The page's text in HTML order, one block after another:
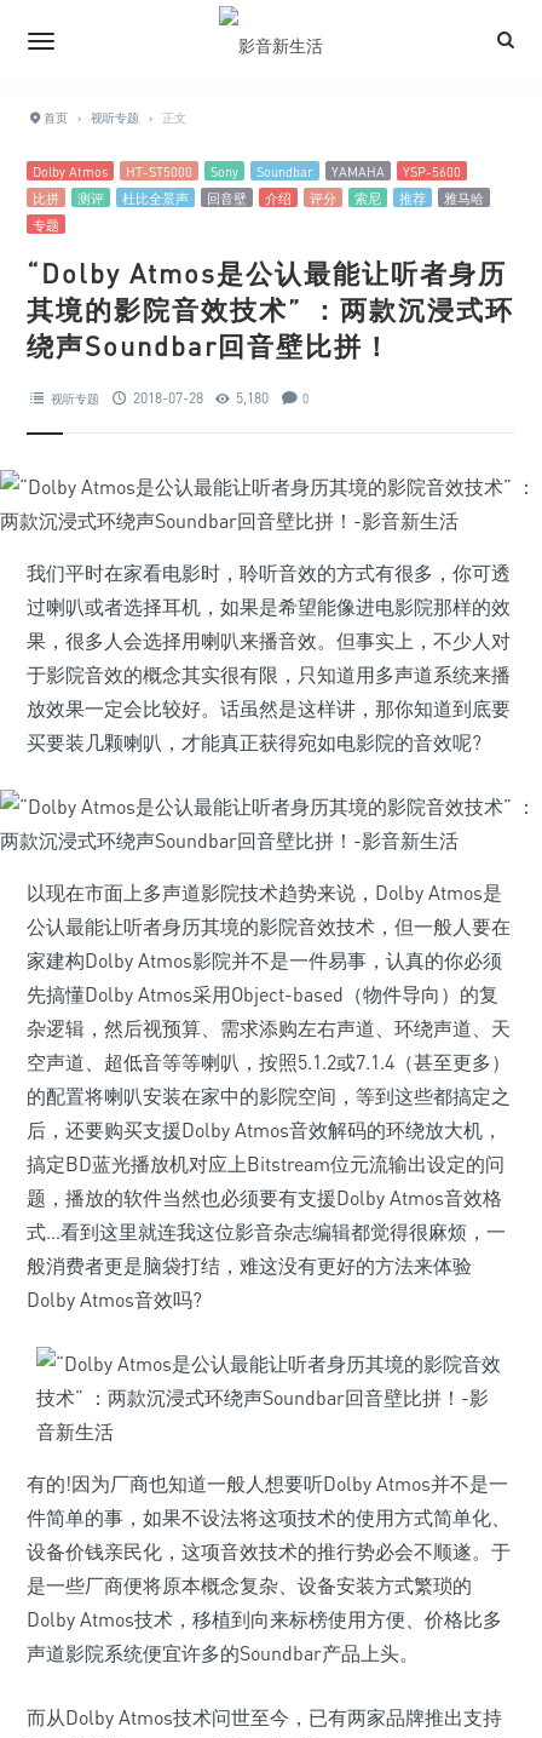
首页 › 视听专题 › 正文
Dolby Atmos HT-ST5000 Sony Soundbar YAMAHA
YSP-5600
比拼
测评 杜比全景声 回音壁 介绍 评分 索尼 推荐
雅马哈
专题
“Dolby Atmos是公认最能让听者身历
其境的影院音效技术” ：两款沉浸式环
绕声Soundbar回音壁比拼！
视听专题 2018-07-28 5,180 0
我们平时在家看电影时，聆听音效的方式有很多，你可透
过喇叭或者选择耳机，如果是希望能像进电影院那样的效
果，很多人会选择用喇叭来播音效。但事实上，不少人对
于影院音效的概念其实很有限，只知道用多声道系统来播
放效果一定会比较好。话虽然是这样讲，那你知道到底要
买要装几颗喇叭，才能真正获得宛如电影院的音效呢?
以现在市面上多声道影院技术趋势来说，Dolby Atmos是
公认最能让听者身历其境的影院音效技术，但一般人要在
家建构Dolby Atmos影院并不是一件易事，认真的你必须
先搞懂Dolby Atmos采用Object-based（物件导向）的复
杂逻辑，然后视预算、需求添购左右声道、环绕声道、天
空声道、超低音等等喇叭，按照5.1.2或7.1.4（甚至更多）
的配置将喇叭安装在家中的影院空间，等到这些都搞定之
后，还要购买支援Dolby Atmos音效解码的环绕放大机，
搞定BD蓝光播放机对应上Bitstream位元流输出设定的问
题，播放的软件当然也必须要有支援Dolby Atmos音效格
式…看到这里就连我这位影音杂志编辑都觉得很麻烦，一
般消费者更是脑袋打结，难这没有更好的方法来体验
Dolby Atmos音效吗?
有的!因为厂商也知道一般人想要听Dolby Atmos并不是一
件简单的事，如果不设法将这项技术的使用方式简单化、
设备价钱亲民化，这项音效技术的推行势必会不顺遂。于
是一些厂商便将原本概念复杂、设备安装方式繁琐的
Dolby Atmos技术，移植到向来标榜使用方便、价格比多
声道影院系统便宜许多的Soundbar产品上头。
而从Dolby Atmos技术问世至今，已有两家品牌推出支持